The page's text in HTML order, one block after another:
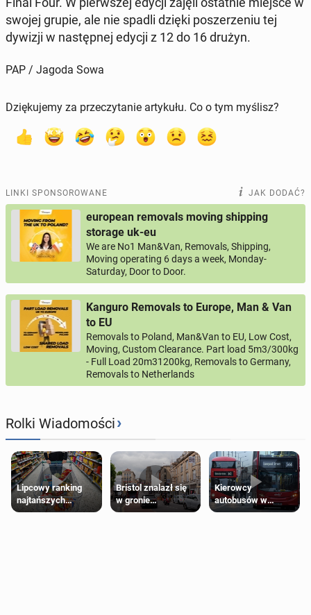
swojej grupie, ale nie spadli dzięki po­sze­rze­niu tej
dywizji w na­stęp­nej edycji z 12 do 16 drużyn.
PAP / Jagoda Sowa
Dziękujemy za przeczytanie artykułu. Co o tym myślisz?
LINKI SPONSOROWANE JAK DODAĆ?
european removals moving shipping
storage uk-eu
We are No1 Man&Van, Removals, Shipping,
Moving operating 6 days a week, Monday-
Saturday, Door to Door.
Kanguro Removals to Europe, Man & Van
to EU
Removals to Poland, Man&Van to EU, Low Cost,
Moving, Custom Clearance. Part load 5m3/300kg
- Full Load 20m31200kg, Removals to Germany,
Removals to Netherlands
Rolki Wiadomości›
Lipcowy ranking
najtańszych
supermarketów
Bristol znalazł się
w gronie
najlepszych
Kierowcy
autobusów w
Londynie